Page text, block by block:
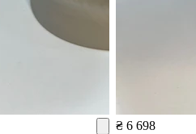
₴ 6 698